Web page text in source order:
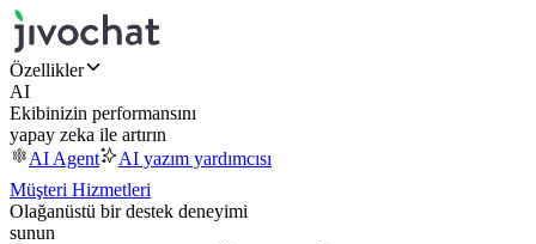
Özellikler
AI
Ekibinizin performansını
yapay zeka ile artırın
AI Agent
AI yazım yardımcısı
Müşteri Hizmetleri
Olağanüstü bir destek deneyimi
sunun